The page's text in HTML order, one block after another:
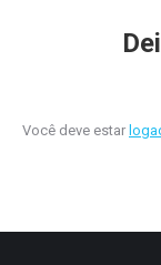
Você deve estar